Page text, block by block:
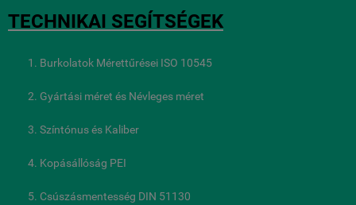
TECHNIKAI SEGÍTSÉGEK
Burkolatok Mérettűrései ISO 10545
Gyártási méret és Névleges méret
Színtónus és Kaliber
Kopásállóság PEI
Csúszásmentesség DIN 51130